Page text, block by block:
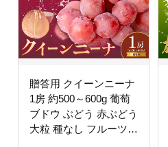
贈答用 クイーンニーナ
1房 約500～600g 葡萄
ブドウ ぶどう 赤ぶどう
大粒 種なし フルーツ